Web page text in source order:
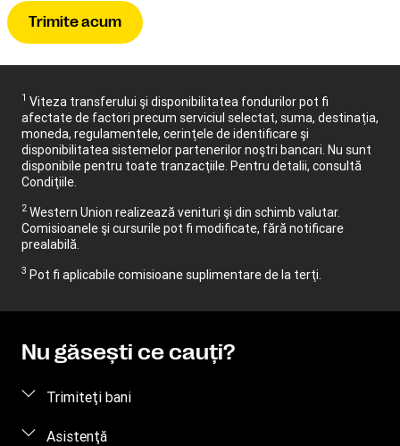
Trimite acum
1 Viteza transferului şi disponibilitatea fondurilor pot fi
afectate de factori precum serviciul selectat, suma, destinaţia,
moneda, regulamentele, cerinţele de identificare şi
disponibilitatea sistemelor partenerilor noştri bancari. Nu sunt
disponibile pentru toate tranzacţiile. Pentru detalii, consultă
Condiţiile.
2 Western Union realizează venituri şi din schimb valutar.
Comisioanele şi cursurile pot fi modificate, fără notificare
prealabilă.
3 Pot fi aplicabile comisioane suplimentare de la terţi.
Nu găseşti ce cauţi?
Trimiteţi bani
Trimiteţi bani online
Asistenţă